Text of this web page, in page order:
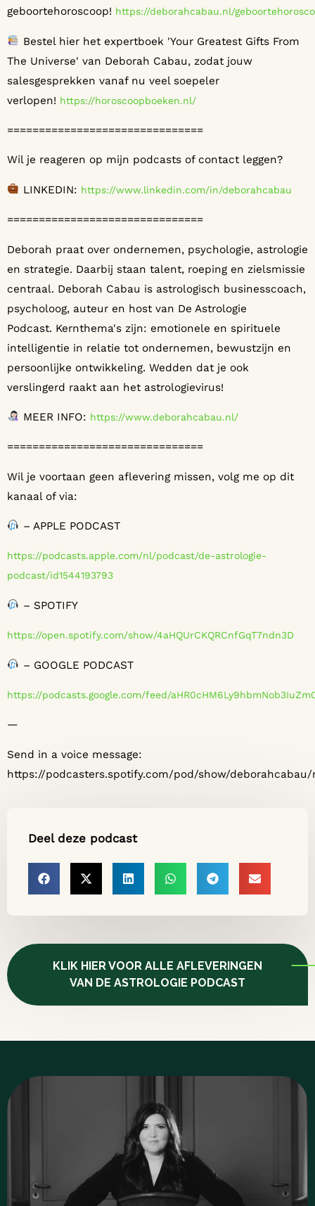
geboortehoroscoop! ⁠⁠⁠⁠⁠⁠⁠⁠⁠⁠⁠⁠⁠⁠⁠⁠⁠⁠⁠⁠⁠⁠⁠⁠⁠⁠⁠⁠⁠⁠⁠⁠⁠⁠⁠⁠⁠⁠⁠⁠⁠⁠⁠https://deborahcabau.nl/
Bestel hier het expertboek 'Your Greatest Gifts From
The Universe' van Deborah Cabau, zodat jouw
salesgesprekken vanaf nu veel soepeler
verlopen! ⁠⁠⁠⁠⁠⁠⁠⁠⁠⁠⁠⁠⁠⁠⁠⁠⁠⁠⁠⁠⁠⁠⁠⁠⁠⁠⁠⁠⁠⁠⁠⁠⁠⁠⁠⁠⁠⁠⁠⁠⁠⁠⁠https://horoscoopboeken.nl/⁠⁠⁠⁠⁠⁠⁠⁠⁠⁠⁠⁠⁠⁠⁠⁠⁠⁠⁠⁠⁠⁠⁠⁠⁠⁠⁠⁠⁠⁠⁠⁠⁠⁠⁠⁠⁠⁠⁠⁠⁠⁠⁠
===============================
Wil je reageren op mijn podcasts of contact leggen?
LINKEDIN: ⁠⁠⁠⁠⁠⁠⁠⁠⁠⁠⁠⁠⁠⁠⁠⁠⁠⁠⁠⁠⁠⁠⁠⁠⁠⁠⁠⁠⁠⁠⁠⁠⁠⁠⁠⁠⁠⁠⁠⁠⁠⁠⁠https://www.linkedin.com/in/deborahcabau ⁠⁠⁠⁠⁠⁠⁠⁠⁠⁠⁠⁠⁠⁠⁠⁠⁠⁠⁠⁠⁠⁠⁠⁠⁠⁠⁠⁠⁠⁠⁠⁠⁠⁠⁠⁠⁠⁠⁠⁠⁠⁠⁠
===============================
Deborah praat over ondernemen, psychologie, astrologie
en strategie. Daarbij staan talent, roeping en zielsmissie
centraal. Deborah Cabau is astrologisch businesscoach,
psycholoog, auteur en host van De Astrologie
Podcast. Kernthema's zijn: emotionele en spirituele
intelligentie in relatie tot ondernemen, bewustzijn en
persoonlijke ontwikkeling. Wedden dat je ook
verslingerd raakt aan het astrologievirus!
MEER INFO: ⁠⁠⁠⁠⁠⁠⁠⁠⁠⁠⁠⁠⁠⁠⁠⁠⁠⁠⁠⁠⁠⁠⁠⁠⁠⁠⁠⁠⁠⁠⁠⁠⁠⁠⁠⁠⁠⁠⁠⁠⁠⁠⁠https://www.deborahcabau.nl/ ⁠⁠⁠⁠⁠⁠⁠⁠⁠⁠⁠⁠⁠⁠⁠⁠⁠⁠⁠⁠⁠⁠⁠⁠⁠⁠⁠⁠⁠⁠⁠⁠⁠⁠⁠⁠⁠⁠⁠⁠⁠⁠⁠
===============================
Wil je voortaan geen aflevering missen, volg me op dit
kanaal of via:
– APPLE PODCAST
⁠⁠⁠⁠⁠⁠⁠⁠⁠⁠⁠⁠⁠⁠⁠⁠⁠⁠⁠⁠⁠⁠⁠⁠⁠⁠⁠⁠⁠⁠⁠⁠⁠⁠⁠⁠⁠⁠⁠⁠⁠⁠⁠https://podcasts.apple.com/nl/podcast/de-astrologie-
podcast/id1544193793⁠⁠⁠⁠⁠⁠⁠⁠⁠⁠⁠⁠⁠⁠⁠⁠⁠⁠⁠⁠⁠⁠⁠⁠⁠⁠⁠⁠⁠⁠⁠⁠⁠⁠⁠⁠⁠⁠⁠⁠⁠⁠⁠
– SPOTIFY
⁠⁠⁠⁠⁠⁠⁠⁠⁠⁠⁠⁠⁠⁠⁠⁠⁠⁠⁠⁠⁠⁠⁠⁠⁠⁠⁠⁠⁠⁠⁠⁠⁠⁠⁠⁠⁠⁠⁠⁠⁠⁠⁠https://open.spotify.com/show/4aHQUrCKQRCnfGqT7ndn3D⁠⁠⁠⁠⁠⁠⁠⁠⁠⁠⁠⁠⁠⁠⁠⁠⁠⁠⁠⁠⁠⁠⁠⁠⁠⁠⁠⁠⁠⁠⁠⁠⁠⁠⁠⁠⁠⁠⁠⁠⁠⁠⁠
– GOOGLE PODCAST
⁠⁠⁠⁠⁠⁠⁠⁠⁠⁠⁠⁠⁠⁠⁠⁠⁠⁠⁠⁠⁠⁠⁠⁠⁠⁠⁠⁠⁠⁠⁠⁠⁠⁠⁠⁠⁠⁠⁠⁠⁠⁠⁠https://podcasts.google.com/feed/
—
Send in a voice message:
https://podcasters.spotify.com/pod/show/deborahcabau/
Deel deze podcast
KLIK HIER VOOR ALLE AFLEVERINGEN
VAN DE ASTROLOGIE PODCAST